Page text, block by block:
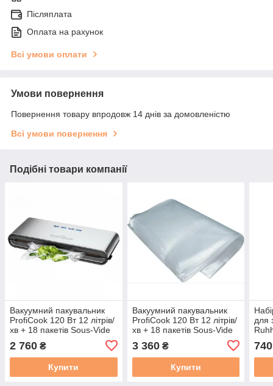
Післяплата
Оплата на рахунок
Всі умови оплати
Умови повернення
Повернення товару впродовж 14 днів за домовленістю
Всі умови повернення
Подібні товари компанії
Вакуумний пакувальник
ProfiCook 120 Вт 12 літрів/
хв + 18 пакетів Sous-Vide
2 760 ₴
Купити
Вакуумний пакувальник
ProfiCook 120 Вт 12 літрів/
хв + 18 пакетів Sous-Vide
3 360₴
Купити
для
740